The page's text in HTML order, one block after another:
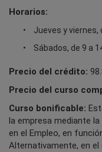
Horarios:
Jueves y viernes,
Sábados, de 9 a
Precio del crédito:
Precio del curso
Curso bonificable:
la empresa mediante
en el Empleo, en
Alternativamente, en